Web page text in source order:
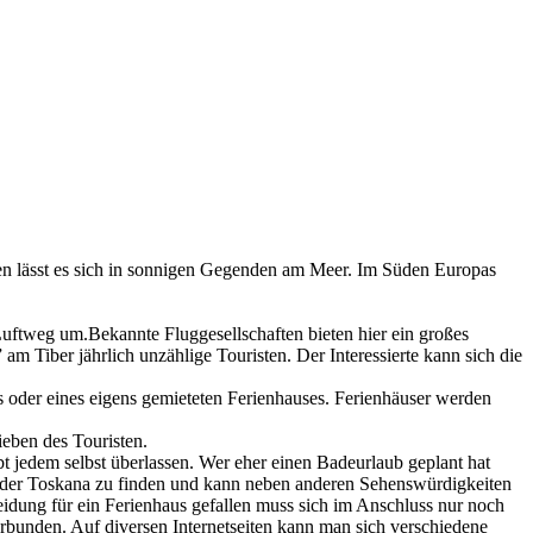
es sich in sonnigen Gegenden am Meer. Im Süden Europas
um.Bekannte Fluggesellschaften bieten hier ein großes
Tiber jährlich unzählige Touristen. Der Interessierte kann sich die
eines eigens gemieteten Ferienhauses. Ferienhäuser werden
des Touristen.
selbst überlassen. Wer eher einen Badeurlaub geplant hat
Toskana zu finden und kann neben anderen Sehenswürdigkeiten
für ein Ferienhaus gefallen muss sich im Anschluss nur noch
Auf diversen Internetseiten kann man sich verschiedene